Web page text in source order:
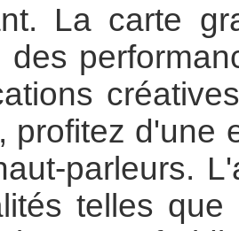
La carte
des
profitez d'une
parleurs.
telles